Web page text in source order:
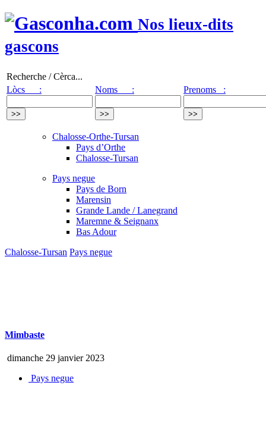
Nos lieux-dits
gascons
Recherche / Cèrca...
Lòcs :
Noms : Prenoms :
Chalosse-Orthe-Tursan
Pays d’Orthe
Chalosse-Tursan
Pays negue
Pays de Born
Marensin
Grande Lande / Lanegrand
Maremne & Seignanx
Bas Adour
Chalosse-Tursan Pays negue
Mimbaste
dimanche 29 janvier 2023
Pays negue